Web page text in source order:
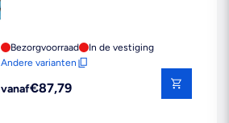
Bezorgvoorraad
In de vestiging
Andere varianten
Reguliere
vanaf€87,79